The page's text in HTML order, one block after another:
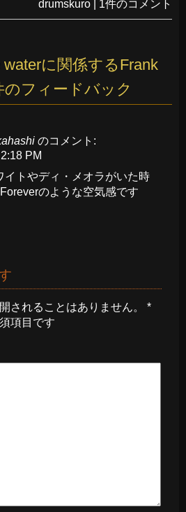
drumskuro
1件のコメント
waterに関係するFrank
のフィードバック
のコメント:
PM
イトやディ・メオラがいた時
のような空気感です
されることはありません。
*
項目です